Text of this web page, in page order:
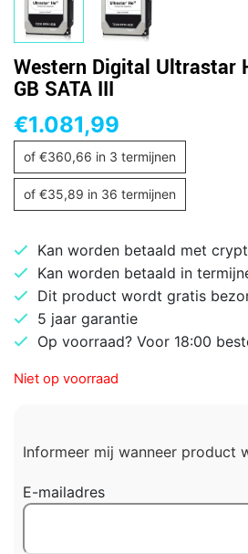
Western Digital Ultrastar
GB SATA III
€1.081,99
of €360,66 in 3 termijnen
of €35,89 in 36 termijnen
Kan worden betaald met
Kan worden betaald in
Dit product wordt gratis
5 jaar garantie
Op voorraad? Voor 18:00
Niet op voorraad
Informeer mij wanneer product
E-mailadres